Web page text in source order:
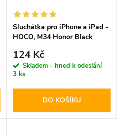
Sluchátka pro iPhone a iPad -
HOCO, M34 Honor Black
124 Kč
Skladem - hned k odeslání
3 ks
DO KOŠÍKU